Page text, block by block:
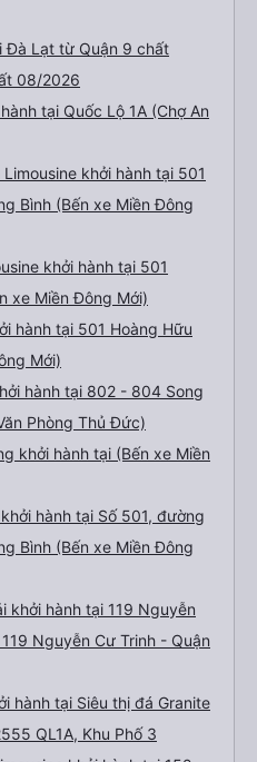
Đà Lạt từ Quận 9 chất
08/2026
tại Quốc Lộ 1A (Chợ An
khởi hành tại 501
Bình (Bến xe Miền Đông
khởi hành tại 501
xe Miền Đông Mới)
hành tại 501 Hoàng Hữu
Mới)
hành tại 802 - 804 Song
Phòng Thủ Đức)
khởi hành tại (Bến xe Miền
hành tại Số 501, đường
Bình (Bến xe Miền Đông
khởi hành tại 119 Nguyễn
Nguyễn Cư Trinh - Quận
hành tại Siêu thị đá Granite
QL1A, Khu Phố 3